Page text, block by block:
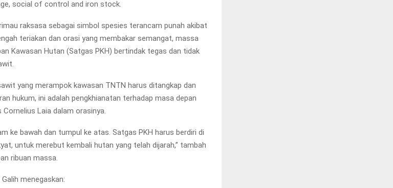
social of control and iron stock.
raksasa sebagai simbol spesies terancam punah akibat
teriakan dan orasi yang membakar semangat, massa
Kawasan Hutan (Satgas PKH) bertindak tegas dan tidak
yang merampok kawasan TNTN harus ditangkap dan
hukum, ini adalah pengkhianatan terhadap masa depan
Laia dalam orasinya.
ke bawah dan tumpul ke atas. Satgas PKH harus berdiri di
untuk merebut kembali hutan yang telah dijarah,” tambah
ribuan massa.
menegaskan: